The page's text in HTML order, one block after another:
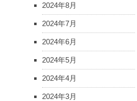
2024年8月
2024年7月
2024年6月
2024年5月
2024年4月
2024年3月